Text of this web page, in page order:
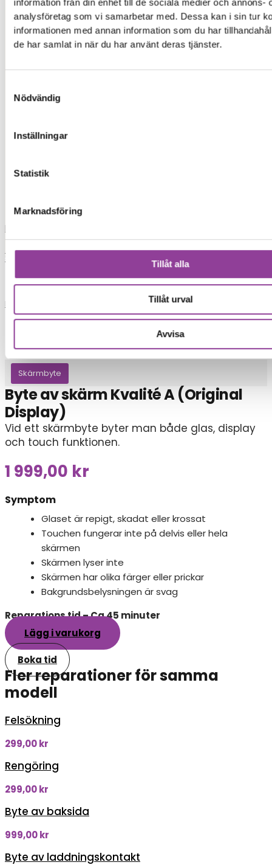
information från din enhet till de sociala medier och annons-
analysföretag som vi samarbetar med. Dessa kan i sin tur
informationen med annan information som du har
de har samlat in när du har använt deras tjänster.
Nödvändig
Inställningar
Statistik
Marknadsföring
Tillåt alla
Tillåt urval
Avvisa
ip
iph
xia
xiaomi
iphon
iphone 13
Load More
0,00kr0Varukorg
Mobiltelefoner>Sony>Sony Xperia 10 II
Skärmbyte
Byte av skärm Kvalité A (Original
Display)
Vid ett skärmbyte byter man både glas, display
och touch funktionen.
1 999,00 kr
Symptom
Glaset är repigt, skadat eller krossat
Touchen fungerar inte på delvis eller hela
skärmen
Skärmen lyser inte
Skärmen har olika färger eller prickar
Bakgrundsbelysningen är svag
Reparations tid – Ca 45 minuter
Lägg i varukorg
Boka tid
Fler reparationer för samma
modell
Felsökning
299,00kr
Rengöring
299,00kr
Byte av baksida
999,00kr
Byte av laddningskontakt